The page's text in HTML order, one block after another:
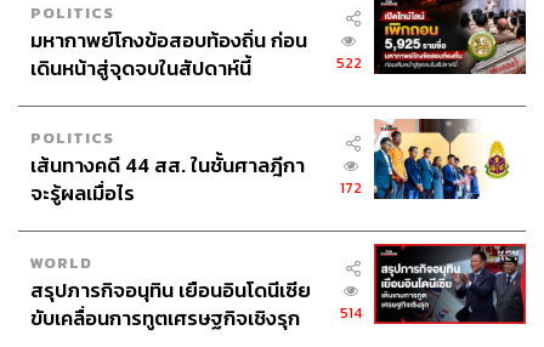
POLITICS
มหากาพย์โกงข้อสอบท้องถิ่น ก่อน
เดินหน้าสู่จุดจบในสัปดาห์นี้
522
POLITICS
เส้นทางคดี 44 สส. ในชั้นศาลฎีกา
จะรู้ผลเมื่อไร
172
WORLD
สรุปภารกิจอนุทิน เยือนอินโดนีเซีย
ขับเคลื่อนการทูตเศรษฐกิจเชิงรุก
514